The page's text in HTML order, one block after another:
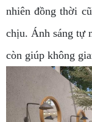
nhiên đồng thời
chịu. Ánh sáng tự
còn giúp không